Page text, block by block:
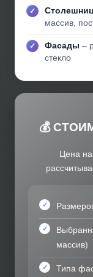
массив,
Фасады –
стекло
💰
Цена на
массив)
Типа